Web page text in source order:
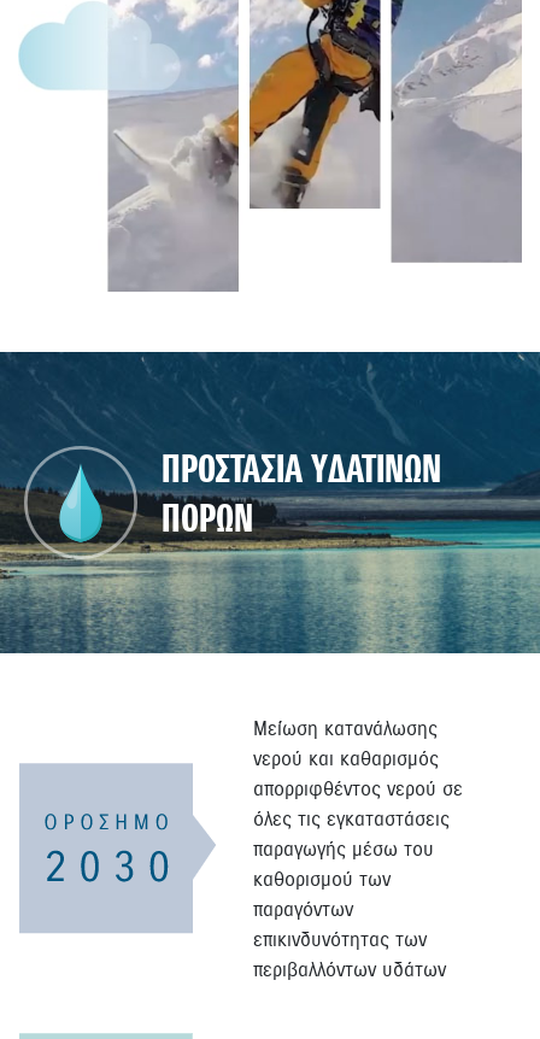
ΠΡΟΣΤΑΣΙΑ ΥΔΑΤΙΝΩΝ
ΠΟΡΩΝ
Μείωση κατανάλωσης
νερού και καθαρισμός
απορριφθέντος νερού σε
όλες τις εγκαταστάσεις
παραγωγής μέσω του
καθορισμού των
παραγόντων
επικινδυνότητας των
περιβαλλόντων υδάτων